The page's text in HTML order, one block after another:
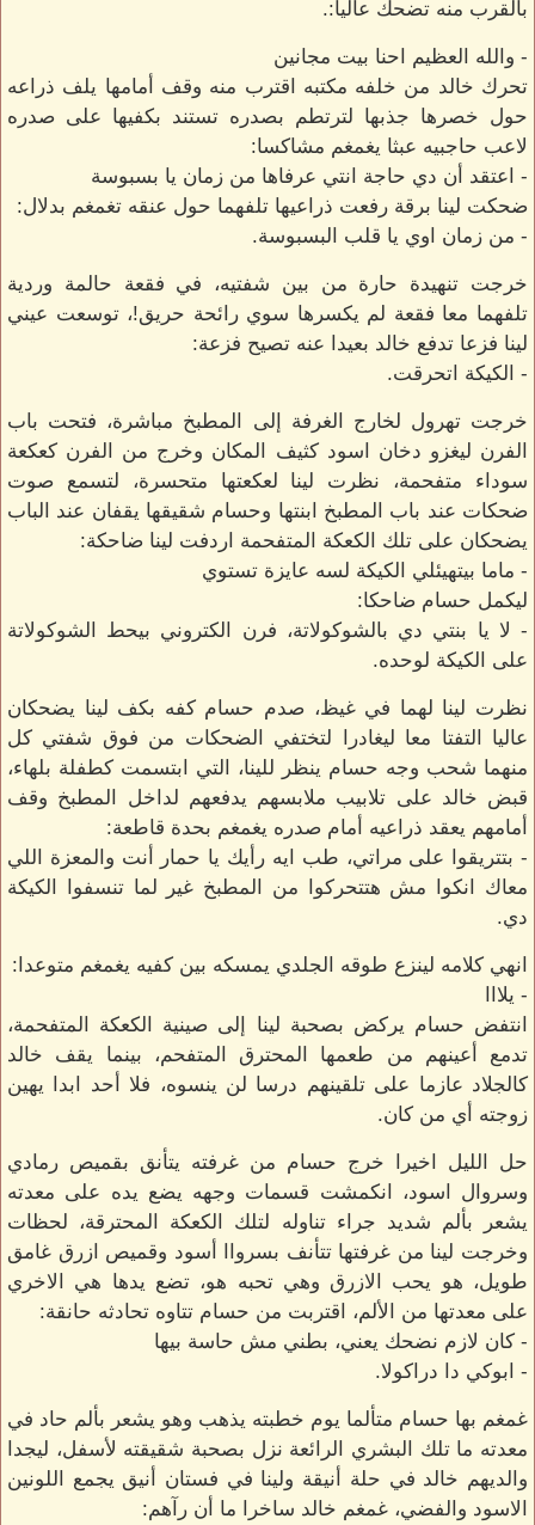
بالقرب منه تضحك عاليا:.
- والله العظيم احنا بيت مجانين
تحرك خالد من خلفه مكتبه اقترب منه وقف أمامها يلف ذراعه
حول خصرها جذبها لترتطم بصدره تستند بكفيها على صدره
لاعب حاجبيه عبثا يغمغم مشاكسا:
- اعتقد أن دي حاجة انتي عرفاها من زمان يا بسبوسة
ضحكت لينا برقة رفعت ذراعيها تلفهما حول عنقه تغمغم بدلال:
- من زمان اوي يا قلب البسبوسة.
خرجت تنهيدة حارة من بين شفتيه، في فقعة حالمة وردية
تلفهما معا فقعة لم يكسرها سوي رائحة حريق!، توسعت عيني
لينا فزعا تدفع خالد بعيدا عنه تصيح فزعة:
- الكيكة اتحرقت.
خرجت تهرول لخارج الغرفة إلى المطبخ مباشرة، فتحت باب
الفرن ليغزو دخان اسود كثيف المكان وخرج من الفرن كعكعة
سوداء متفحمة، نظرت لينا لعكعتها متحسرة، لتسمع صوت
ضحكات عند باب المطبخ ابنتها وحسام شقيقها يقفان عند الباب
يضحكان على تلك الكعكة المتفحمة اردفت لينا ضاحكة:
- ماما بيتهيئلي الكيكة لسه عايزة تستوي
ليكمل حسام ضاحكا:
- لا يا بنتي دي بالشوكولاتة، فرن الكتروني بيحط الشوكولاتة
على الكيكة لوحده.
نظرت لينا لهما في غيظ، صدم حسام كفه بكف لينا يضحكان
عاليا التفتا معا ليغادرا لتختفي الضحكات من فوق شفتي كل
منهما شحب وجه حسام ينظر للينا، التي ابتسمت كطفلة بلهاء،
قبض خالد على تلابيب ملابسهم يدفعهم لداخل المطبخ وقف
أمامهم يعقد ذراعيه أمام صدره يغمغم بحدة قاطعة:
- بتتريقوا على مراتي، طب ايه رأيك يا حمار أنت والمعزة اللي
معاك انكوا مش هتتحركوا من المطبخ غير لما تنسفوا الكيكة
دي.
انهي كلامه لينزع طوقه الجلدي يمسكه بين كفيه يغمغم متوعدا:
- يلااا
انتفض حسام يركض بصحبة لينا إلى صينية الكعكة المتفحمة،
تدمع أعينهم من طعمها المحترق المتفحم، بينما يقف خالد
كالجلاد عازما على تلقينهم درسا لن ينسوه، فلا أحد ابدا يهين
زوجته أي من كان.
حل الليل اخيرا خرج حسام من غرفته يتأنق بقميص رمادي
وسروال اسود، انكمشت قسمات وجهه يضع يده على معدته
يشعر بألم شديد جراء تناوله لتلك الكعكة المحترقة، لحظات
وخرجت لينا من غرفتها تتأنف بسرواا أسود وقميص ازرق غامق
طويل، هو يحب الازرق وهي تحبه هو، تضع يدها هي الاخري
على معدتها من الألم، اقتربت من حسام تتاوه تحادثه حانقة:
- كان لازم نضحك يعني، بطني مش حاسة بيها
- ابوكي دا دراكولا.
غمغم بها حسام متألما يوم خطبته يذهب وهو يشعر بألم حاد في
معدته ما تلك البشري الرائعة نزل بصحبة شقيقته لأسفل، ليجدا
والديهم خالد في حلة أنيقة ولينا في فستان أنيق يجمع اللونين
الاسود والفضي، غمغم خالد ساخرا ما أن رآهم: